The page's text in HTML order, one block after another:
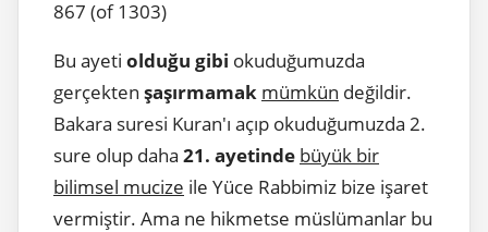
867 (of 1303)
Bu ayeti olduğu gibi okuduğumuzda
gerçekten şaşırmamak mümkün değildir.
Bakara suresi Kuran'ı açıp okuduğumuzda 2.
sure olup daha 21. ayetinde büyük bir
bilimsel mucize ile Yüce Rabbimiz bize işaret
vermiştir. Ama ne hikmetse müslümanlar bu